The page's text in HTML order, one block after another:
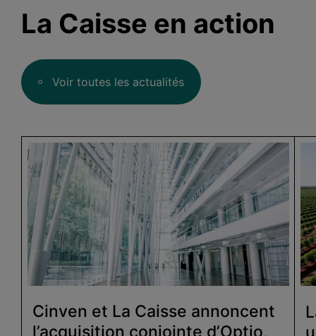
La Caisse en action
Voir toutes les actualités
Cinven et La Caisse annoncent
l’acquisition conjointe d’Optio,